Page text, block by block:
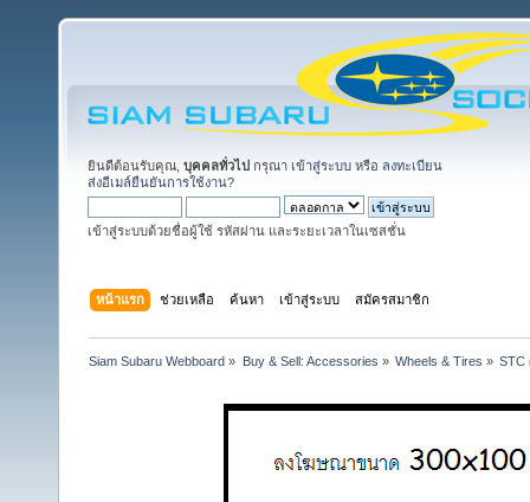
ยินดีต้อนรับคุณ, บุคคลทั่วไป กรุณา เข้าสู่ระบบ หรือ ลงทะเบียน
ส่งอีเมล์ยืนยันการใช้งาน?
เข้าสู่ระบบด้วยชื่อผู้ใช้ รหัสผ่าน และระยะเวลาในเซสชั่น
หน้าแรก ช่วยเหลือ ค้นหา เข้าสู่ระบบ สมัครสมาชิก
Siam Subaru Webboard » Buy & Sell: Accessories » Wheels & Tires » STC